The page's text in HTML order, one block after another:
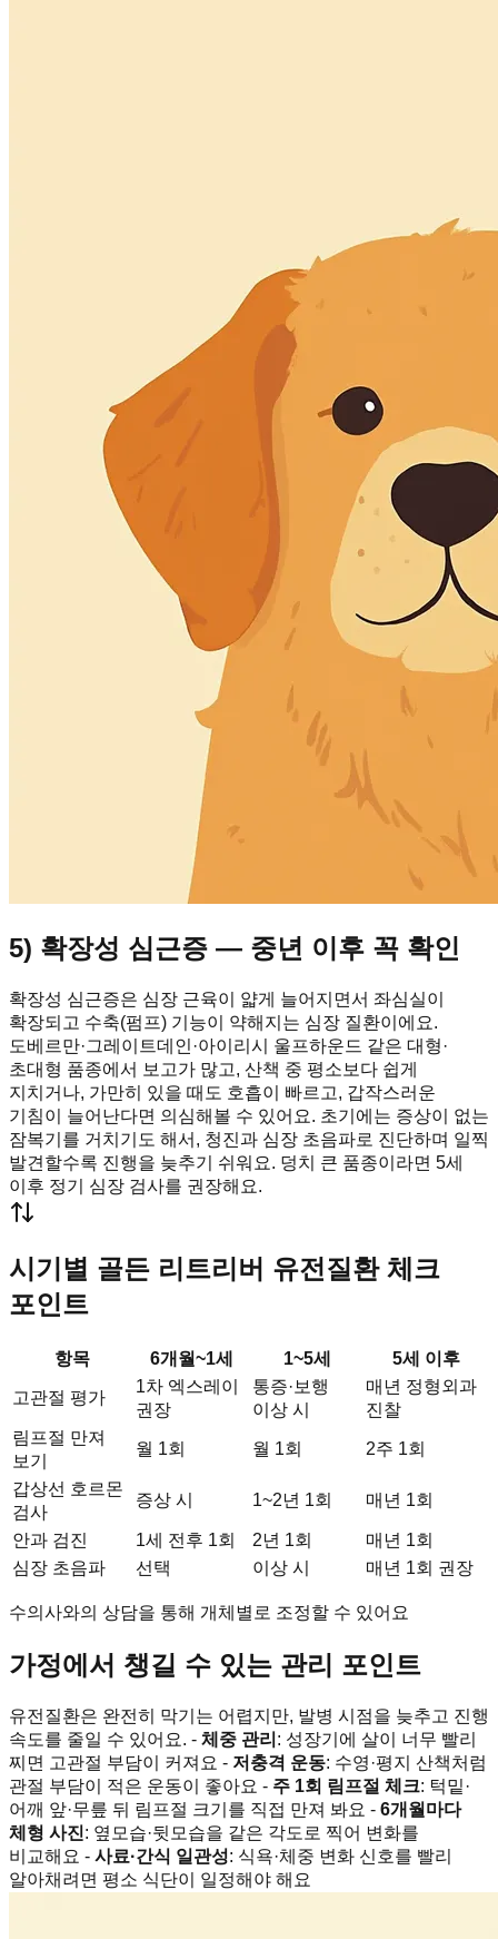
5) 확장성 심근증 — 중년 이후 꼭 확인
확장성 심근증은 심장 근육이 얇게 늘어지면서 좌심실이
확장되고 수축(펌프) 기능이 약해지는 심장 질환이에요.
도베르만·그레이트데인·아이리시 울프하운드 같은 대형·
초대형 품종에서 보고가 많고, 산책 중 평소보다 쉽게
지치거나, 가만히 있을 때도 호흡이 빠르고, 갑작스러운
기침이 늘어난다면 의심해볼 수 있어요. 초기에는 증상이 없는
잠복기를 거치기도 해서, 청진과 심장 초음파로 진단하며 일찍
발견할수록 진행을 늦추기 쉬워요. 덩치 큰 품종이라면 5세
이후 정기 심장 검사를 권장해요.
시기별 골든 리트리버 유전질환 체크
포인트
항목 6개월~1세 1~5세 5세 이후
고관절 평가
1차 엑스레이
권장
통증·보행
이상 시
매년 정형외과
진찰
림프절 만져
보기
월 1회 월 1회 2주 1회
갑상선 호르몬
검사
증상 시 1~2년 1회 매년 1회
안과 검진 1세 전후 1회 2년 1회
매년 1회
심장 초음파
선택 이상 시 매년 1회 권장
수의사와의 상담을 통해 개체별로 조정할 수 있어요
가정에서 챙길 수 있는 관리 포인트
유전질환은 완전히 막기는 어렵지만, 발병 시점을 늦추고 진행
속도를 줄일 수 있어요. - 체중 관리 : 성장기에 살이 너무 빨리
찌면 고관절 부담이 커져요 - 저충격 운동: 수영·평지 산책처럼
관절 부담이 적은 운동이 좋아요 - 주 1회 림프절 체크: 턱밑·
어깨 앞·무릎 뒤 림프절 크기를 직접 만져 봐요 - 6개월마다
체형 사진: 옆모습·뒷모습을 같은 각도로 찍어 변화를
비교해요 - 사료·간식 일관성: 식욕·체중 변화 신호를 빨리
알아채려면 평소 식단이 일정해야 해요